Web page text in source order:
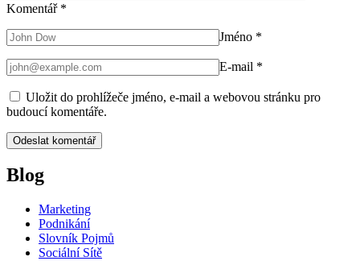
Komentář *
Jméno *
E-mail *
Uložit do prohlížeče jméno, e-mail a webovou stránku pro
budoucí komentáře.
Blog
Marketing
Podnikání
Slovník Pojmů
Sociální Sítě